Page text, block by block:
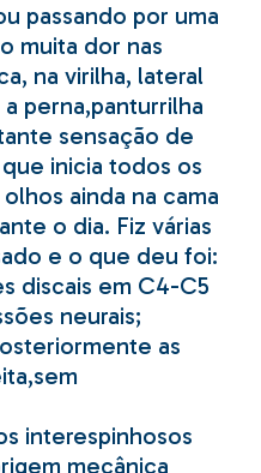
passando por uma
muita dor nas
na virilha, lateral
perna,panturrilha
sensação de
inicia todos os
ainda na cama
o dia. Fiz várias
e o que deu foi:
discais em C4-C5
neurais;
as
interespinhosos
mecânica